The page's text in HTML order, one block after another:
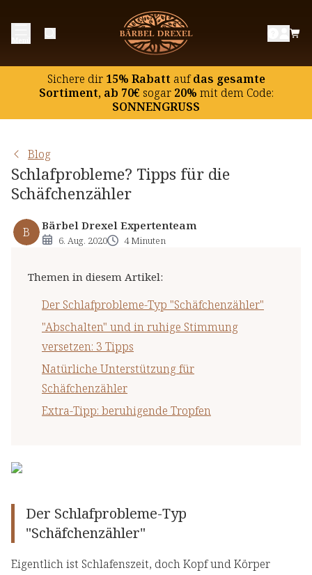
Sichere dir15% Rabatt aufdas gesamte
Sortiment, ab 70€ sogar20% mit dem Code:
SONNENGRUSS
Blog
Schlafprobleme? Tipps für die
Schäfchenzähler
B Bärbel Drexel Expertenteam
6. Aug. 2020 4 Minuten
Themen in diesem Artikel:
Der Schlafprobleme-Typ "Schäfchenzähler"
"Abschalten" und in ruhige Stimmung
versetzen: 3 Tipps
Natürliche Unterstützung für
Schäfchenzähler
Extra-Tipp: beruhigende Tropfen
Der Schlafprobleme-Typ "Schäfchenzähler"
"Abschalten" und in ruhige Stimmung versetzen: 3
Tipps
Natürliche Unterstützung für Schäfchenzähler
Extra-Tipp: beruhigende Tropfen
Der Schlafprobleme-Typ
"Schäfchenzähler"
Eigentlich ist Schlafenszeit, doch Kopf und Körper